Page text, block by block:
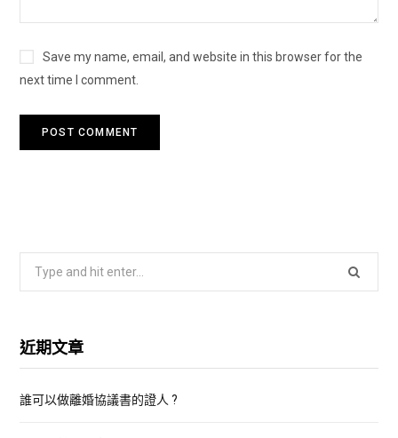
Save my name, email, and website in this browser for the
next time I comment.
c
f
近期文章
誰可以做離婚協議書的證人 ?